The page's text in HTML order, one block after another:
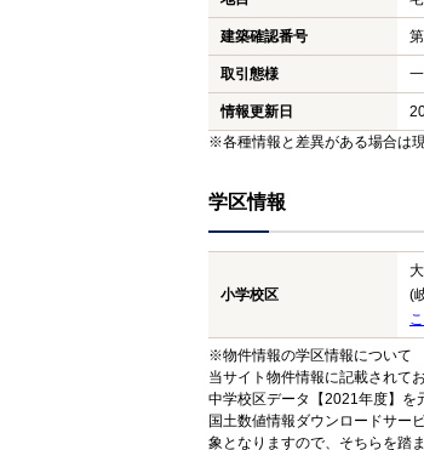
建築確認番号
取引態様
情報更新日
※各種情報と差異がある場合は
学区情報
小学校区
(
※物件情報の学区情報について
当サイト物件情報に記載されて
中学校区データ【2021年度】を
国土数値情報ダウンロードサー
象となりますので、そちらを踏